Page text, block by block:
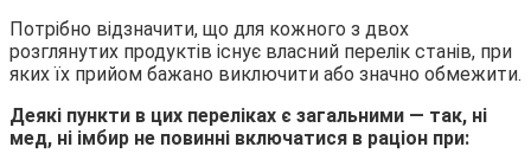
Потрібно відзначити, що для кожного з двох
розглянутих продуктів існує власний перелік станів, при
яких їх прийом бажано виключити або значно обмежити.
Деякі пункти в цих переліках є загальними — так, ні
мед, ні імбир не повинні включатися в раціон при: